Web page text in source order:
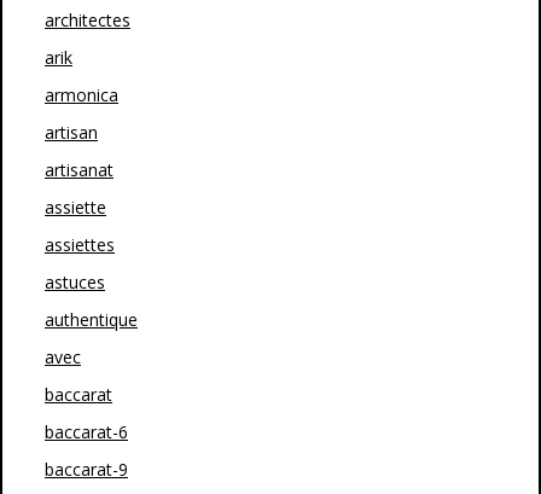
architectes
arik
armonica
artisan
artisanat
assiette
assiettes
astuces
authentique
avec
baccarat
baccarat-6
baccarat-9